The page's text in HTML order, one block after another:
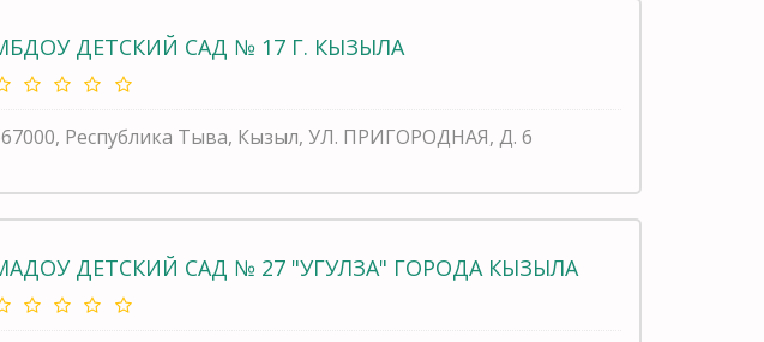
ДЕТСКИЙ САД № 17 Г. КЫЗЫЛА
Республика Тыва, Кызыл, УЛ. ПРИГОРОДНАЯ, Д. 6
ДЕТСКИЙ САД № 27 "УГУЛЗА" ГОРОДА КЫЗЫЛА